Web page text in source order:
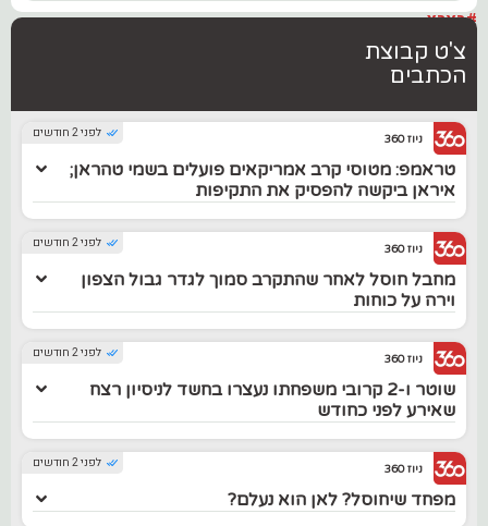
#בארץ
צ'ט קבוצת
הכתבים
לפני 2 חודשים ניוז 360
טראמפ: מטוסי קרב אמריקאים פועלים בשמי טהראן;
איראן ביקשה להפסיק את התקיפות
לפני 2 חודשים ניוז 360
מחבל חוסל לאחר שהתקרב סמוך לגדר גבול הצפון
וירה על כוחות
לפני 2 חודשים ניוז 360
שוטר ו-2 קרובי משפחתו נעצרו בחשד לניסיון רצח
שאירע לפני כחודש
לפני 2 חודשים ניוז 360
מפחד שיחוסל? לאן הוא נעלם?